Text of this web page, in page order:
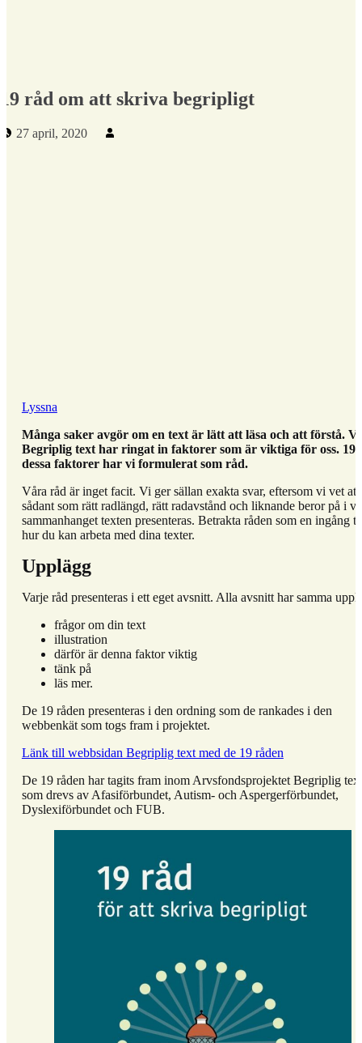
19 råd om att skriva begripligt
Publicerad den:
27 april, 2020
Lyssna
Många saker avgör om en text är lätt att läsa och att förstå.
Begriplig text har ringat in faktorer som är viktiga för oss. 19
dessa faktorer har vi formulerat som råd.
Våra råd är inget facit. Vi ger sällan exakta svar, eftersom vi vet att
sådant som rätt radlängd, rätt radavstånd och liknande beror på i
sammanhanget texten presenteras. Betrakta råden som en ingång
hur du kan arbeta med dina texter.
Upplägg
Varje råd presenteras i ett eget avsnitt. Alla avsnitt har samma
frågor om din text
illustration
därför är denna faktor viktig
tänk på
läs mer.
De 19 råden presenteras i den ordning som de rankades i den
webbenkät som togs fram i projektet.
Länk till webbsidan Begriplig text med de 19 råden
De 19 råden har tagits fram inom Arvsfondsprojektet Begriplig text
som drevs av Afasiförbundet, Autism- och Aspergerförbundet,
Dyslexiförbundet och FUB.